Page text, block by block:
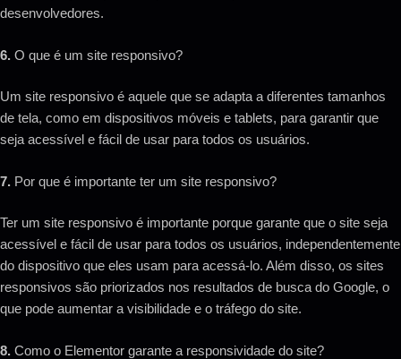
desenvolvedores.
6. O que é um site responsivo?
Um site responsivo é aquele que se adapta a diferentes tamanhos
de tela, como em dispositivos móveis e tablets, para garantir que
seja acessível e fácil de usar para todos os usuários.
7. Por que é importante ter um site responsivo?
Ter um site responsivo é importante porque garante que o site seja
acessível e fácil de usar para todos os usuários, independentemente
do dispositivo que eles usam para acessá-lo. Além disso, os sites
responsivos são priorizados nos resultados de busca do Google, o
que pode aumentar a visibilidade e o tráfego do site.
8. Como o Elementor garante a responsividade do site?